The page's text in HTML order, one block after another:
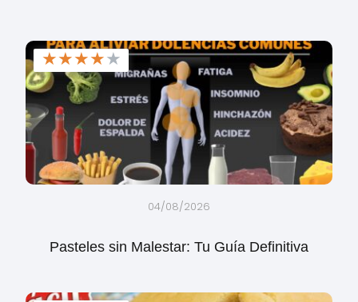
★★★★★
04/08/2026
Pasteles sin Malestar: Tu Guía Definitiva